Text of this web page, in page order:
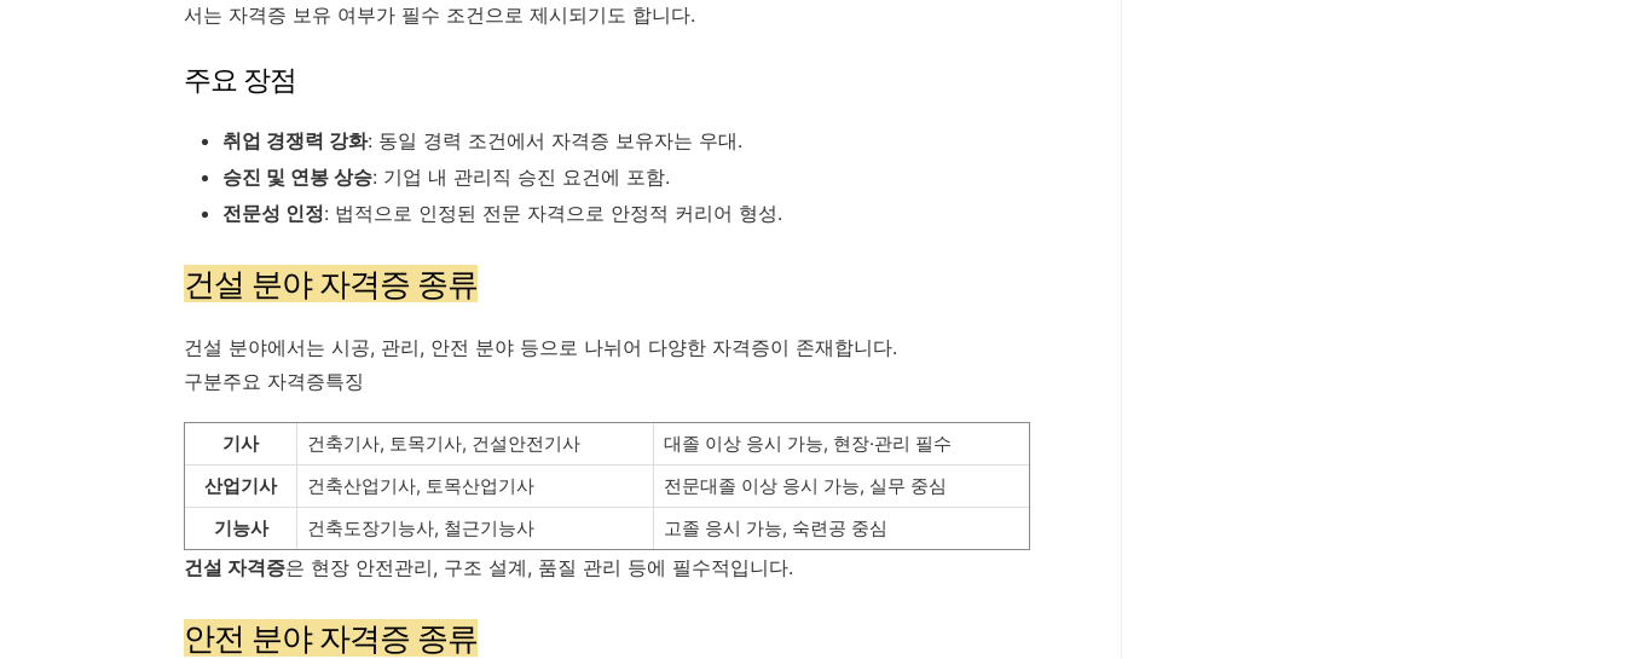
서는 자격증 보유 여부가 필수 조건으로 제시되기도 합니다.
주요 장점
취업 경쟁력 강화: 동일 경력 조건에서 자격증 보유자는 우대.
승진 및 연봉 상승: 기업 내 관리직 승진 요건에 포함.
전문성 인정: 법적으로 인정된 전문 자격으로 안정적 커리어 형성.
건설 분야 자격증 종류
건설 분야에서는 시공, 관리, 안전 분야 등으로 나뉘어 다양한 자격증이 존재합니다.
구분주요 자격증특징
기사 건축기사, 토목기사, 건설안전기사
대졸 이상 응시 가능, 현장·관리 필수
산업기사
건축산업기사, 토목산업기사
전문대졸 이상 응시 가능, 실무 중심
기능사
건축도장기능사, 철근기능사 고졸 응시 가능, 숙련공 중심
건설 자격증은 현장 안전관리, 구조 설계, 품질 관리 등에 필수적입니다.
안전 분야 자격증 종류